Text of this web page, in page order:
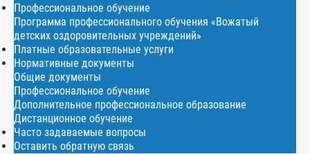
Профессиональное обучение
Программа профессионального обучения «Вожатый
детских оздоровительных учреждений»
Платные образовательные услуги
Нормативные документы
Общие документы
Профессиональное обучение
Дополнительное профессиональное образование
Дистанционное обучение
Часто задаваемые вопросы
Оставить обратную связь